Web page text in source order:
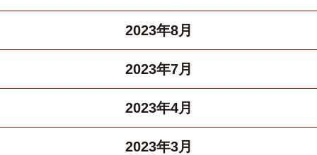
2023年8月
2023年7月
2023年4月
2023年3月